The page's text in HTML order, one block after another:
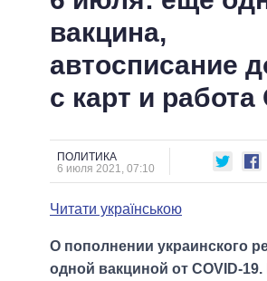
СТАТЬИ
МНЕНИЯ
ОБЗОРЫ
ДАЙДЖЕСТЫ
ПОЛИТИКИ
ВСЕ ПОЛИТИКИ
ПРЕЗИДЕНТ И ОФИС
ВЕРХОВНАЯ РАДА
ГЛАВЫ ОБЛАДМИНИСТРАЦИЙ
МЭРЫ
ВСЕ ПЕРСОНЫ
ИНФОГРАФИКА
ВИДЕО
СРАВНЕНИЕ
вакцина,
автосписание
с карт и
ПОЛИТИКА
6 июля 2021, 07:10
Читати українською
О пополнении украинского
одной вакциной от COVID-